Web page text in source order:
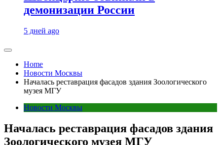
демонизации России
5 дней ago
Home
Новости Москвы
Началась реставрация фасадов здания Зоологического
музея МГУ
Новости Москвы
Началась реставрация фасадов здания
Зоологического музея МГУ